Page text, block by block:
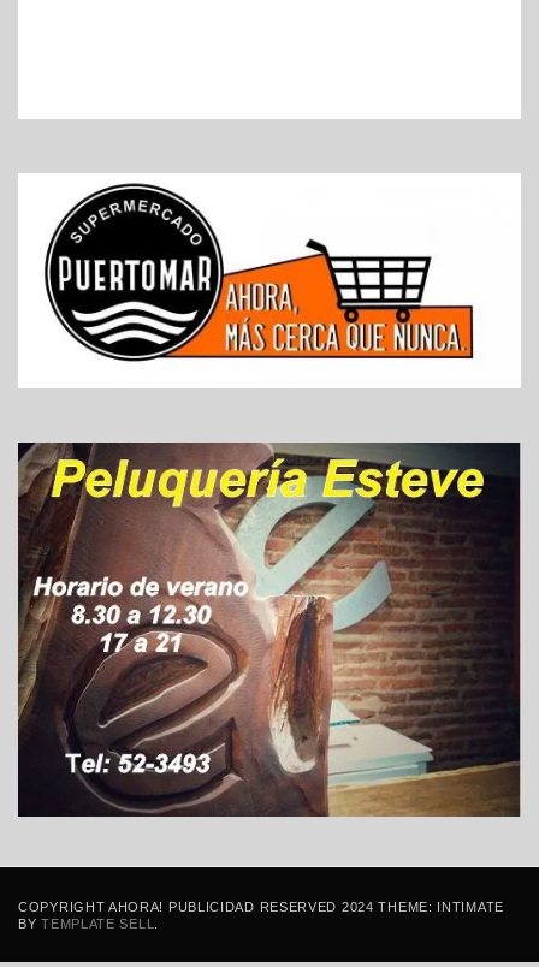
COPYRIGHT AHORA! PUBLICIDAD RESERVED 2024 THEME: INTIMATE
BYTEMPLATE SELL